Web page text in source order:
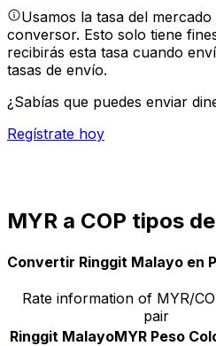
Usamos la tasa del
conversor. Esto solo tiene
recibirás esta tasa cuando
tasas de envío.
¿Sabías que puedes enviar
Regístrate hoy
MYR a COP tipos
Convertir Ringgit Malayo en
Rate information of MYR/
pair
Ringgit MalayoMYR Peso